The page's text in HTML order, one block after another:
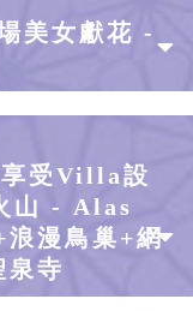
美女獻花 -
受Villa設
山 - Alas
漫鳥巢+網
泉寺